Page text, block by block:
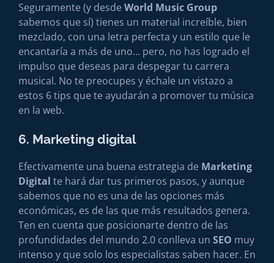
Seguramente (y desde World Music Group
sabemos que sí) tienes un material increíble, bien
mezclado, con una letra perfecta y un estilo que le
encantaría a más de uno… pero, no has logrado el
impulso que deseas para despegar tu carrera
musical. No te preocupes y échale un vistazo a
estos 6 tips que te ayudarán a promover tu música
en la web.
6. Marketing digital
Efectivamente una buena estrategia de Marketing
Digital te hará dar tus primeros pasos, y aunque
sabemos que no es una de las opciones más
económicas, es de las que más resultados genera.
Ten en cuenta que posicionarte dentro de las
profundidades del mundo 2.0 conlleva un SEO muy
intenso y que solo los especialistas saben hacer. En